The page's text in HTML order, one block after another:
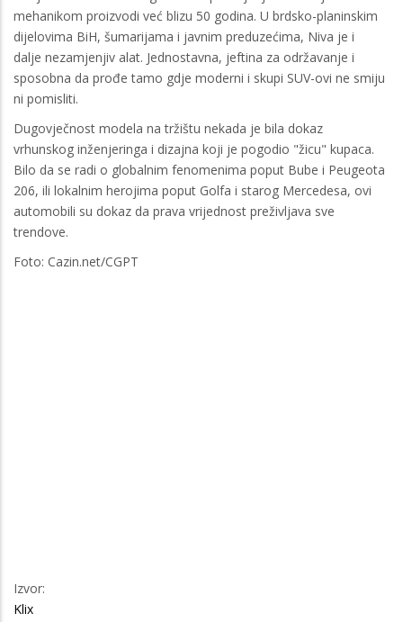
mehanikom proizvodi već blizu 50 godina. U brdsko-planinskim
dijelovima BiH, šumarijama i javnim preduzećima, Niva je i
dalje nezamjenjiv alat. Jednostavna, jeftina za održavanje i
sposobna da prođe tamo gdje moderni i skupi SUV-ovi ne smiju
ni pomisliti.
Dugovječnost modela na tržištu nekada je bila dokaz
vrhunskog inženjeringa i dizajna koji je pogodio "žicu" kupaca.
Bilo da se radi o globalnim fenomenima poput Bube i Peugeota
206, ili lokalnim herojima poput Golfa i starog Mercedesa, ovi
automobili su dokaz da prava vrijednost preživljava sve
trendove.
Foto: Cazin.net/CGPT
Izvor:
Klix